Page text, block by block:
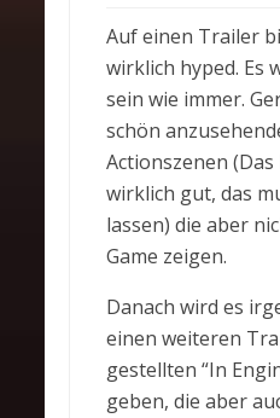
Auf einen Trailer
wirklich hyped. Es
sein wie immer.
schön
Actionszenen (Das
wirklich gut, das
lassen) die aber
Game zeigen.
Danach wird es
einen weiteren
gestellten “In
geben, die aber